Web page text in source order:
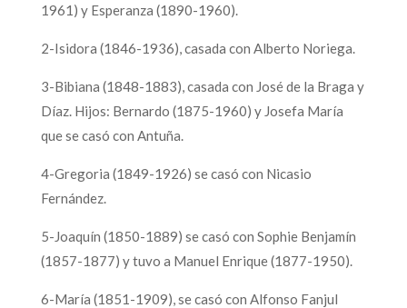
1961) y Esperanza (1890-1960).
2-Isidora (1846-1936), casada con Alberto Noriega.
3-Bibiana (1848-1883), casada con José de la Braga y
Díaz. Hijos: Bernardo (1875-1960) y Josefa María
que se casó con Antuña.
4-Gregoria (1849-1926) se casó con Nicasio
Fernández.
5-Joaquín (1850-1889) se casó con Sophie Benjamín
(1857-1877) y tuvo a Manuel Enrique (1877-1950).
6-María (1851-1909), se casó con Alfonso Fanjul